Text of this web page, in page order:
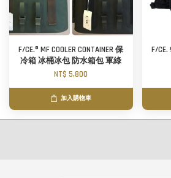
F/CE.® MF COOLER CONTAINER 保
冷箱 冰桶冰包 防水箱包 軍綠
NT$ 5,800
加入購物車
F/